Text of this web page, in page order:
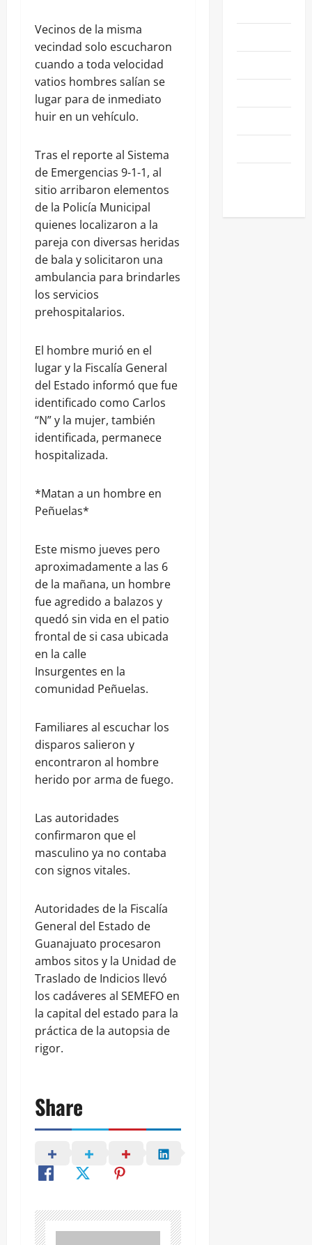
Vecinos de la misma
vecindad solo escucharon
cuando a toda velocidad
vatios hombres salían se
lugar para de inmediato
huir en un vehículo.
Tras el reporte al Sistema
de Emergencias 9-1-1, al
sitio arribaron elementos
de la Policía Municipal
quienes localizaron a la
pareja con diversas heridas
de bala y solicitaron una
ambulancia para brindarles
los servicios
prehospitalarios.
El hombre murió en el
lugar y la Fiscalía General
del Estado informó que fue
identificado como Carlos
“N” y la mujer, también
identificada, permanece
hospitalizada.
*Matan a un hombre en
Peñuelas*
Este mismo jueves pero
aproximadamente a las 6
de la mañana, un hombre
fue agredido a balazos y
quedó sin vida en el patio
frontal de si casa ubicada
en la calle
Insurgentes en la
comunidad Peñuelas.
Familiares al escuchar los
disparos salieron y
encontraron al hombre
herido por arma de fuego.
Las autoridades
confirmaron que el
masculino ya no contaba
con signos vitales.
Autoridades de la Fiscalía
General del Estado de
Guanajuato procesaron
ambos sitos y la Unidad de
Traslado de Indicios llevó
los cadáveres al SEMEFO en
la capital del estado para la
práctica de la autopsia de
rigor.
Share